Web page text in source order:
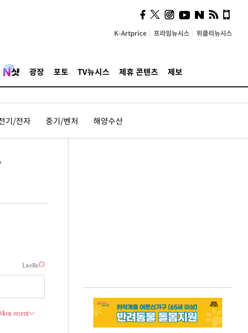
K-Artprice 프라임뉴시스 위클리뉴시스
광장 포토 TV뉴시스 제휴 콘텐츠 제보
기/전자 중기/벤처 해양수산